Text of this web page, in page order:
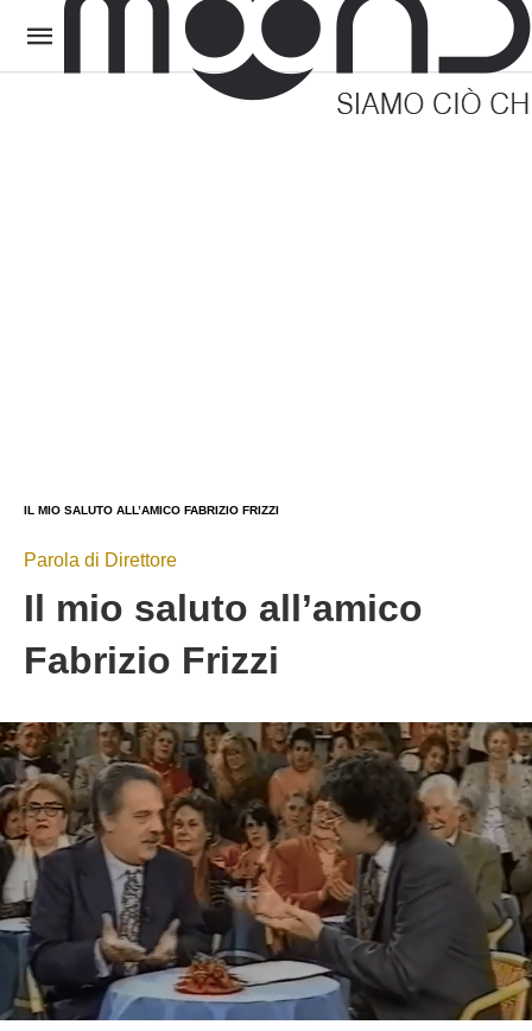
IL MIO SALUTO ALL’AMICO FABRIZIO FRIZZI
Parola di Direttore
Il mio saluto all’amico
Fabrizio Frizzi